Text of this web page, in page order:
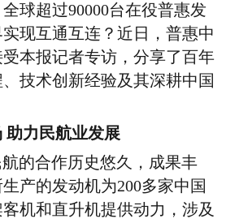
球超过90000台在役普惠发
现互通互连？近日，普惠中
本报记者专访，分享了百年
技术创新经验及其深耕中国
助力民航业发展
的合作历史悠久，成果丰
产的发动机为200多家中国
机和直升机提供动力，涉及